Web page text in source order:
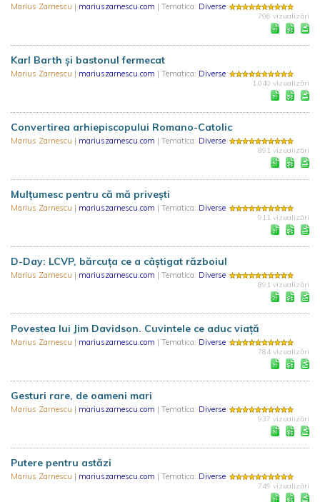
Marius Zarnescu | mariuszarnescu.com | Tematica: Diverse
796 vizualizări
Karl Barth și bastonul fermecat
Marius Zarnescu | mariuszarnescu.com | Tematica: Diverse
1.040 vizualizări
Convertirea arhiepiscopului Romano-Catolic
Marius Zarnescu | mariuszarnescu.com | Tematica: Diverse
891 vizualizări
Mulțumesc pentru că mă privești
Marius Zarnescu | mariuszarnescu.com | Tematica: Diverse
911 vizualizări
D-Day: LCVP, bărcuța ce a câștigat războiul
Marius Zarnescu | mariuszarnescu.com | Tematica: Diverse
891 vizualizări
Povestea lui Jim Davidson. Cuvintele ce aduc viață
Marius Zarnescu | mariuszarnescu.com | Tematica: Diverse
784 vizualizări
Gesturi rare, de oameni mari
Marius Zarnescu | mariuszarnescu.com | Tematica: Diverse
937 vizualizări
Putere pentru astăzi
Marius Zarnescu | mariuszarnescu.com | Tematica: Diverse
749 vizualizări